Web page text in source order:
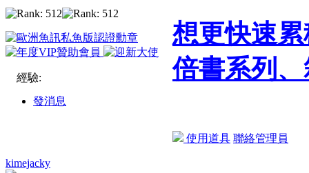
經驗:
發消息
想更快速
倍書系列
使用道具 聯絡管理員
kimejacky